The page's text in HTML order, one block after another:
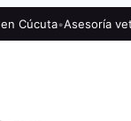
Cúcuta•Asesoría